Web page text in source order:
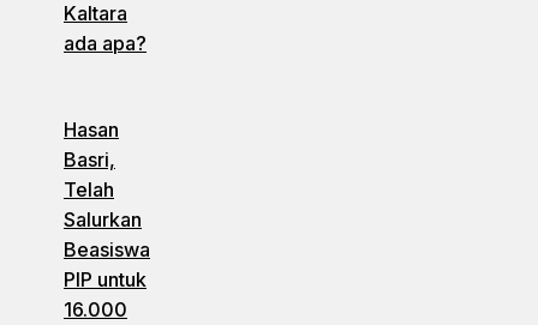
Kaltara
ada apa?
Hasan
Basri,
Telah
Salurkan
Beasiswa
PIP untuk
16.000